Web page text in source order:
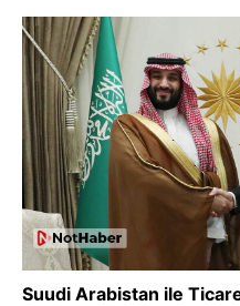
Suudi Arabistan ile